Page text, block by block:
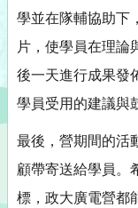
學並在隊輔協助下
片，使學員在理論
後一天進行成果發
學員受用的建議與
最後， 營期間的活
顧帶寄送給學員。
標，政大廣電營都